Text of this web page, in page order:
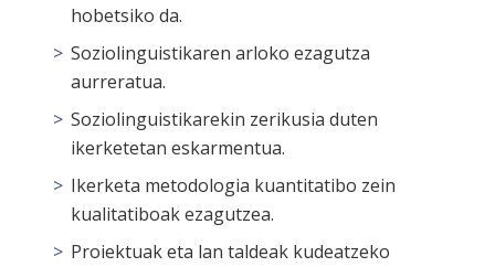
hobetsiko da.
Soziolinguistikaren arloko ezagutza
aurreratua.
Soziolinguistikarekin zerikusia duten
ikerketetan eskarmentua.
Ikerketa metodologia kuantitatibo zein
kualitatiboak ezagutzea.
Proiektuak eta lan taldeak kudeatzeko